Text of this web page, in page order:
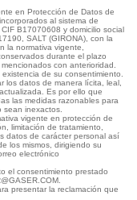
en Protección de Datos de
al sistema de
B17070608 y domicilio social
SALT (GIRONA), con la
la normativa vigente,
durante el plazo
con anterioridad.
de su consentimiento.
los datos de manera lícita, leal,
Es por ello que
las medidas razonables para
inexactos.
vigente en protección de
limitación de tratamiento,
datos de carácter personal así
los mismos, dirigiendo su
electrónico
el consentimiento prestado
presentar la reclamación que